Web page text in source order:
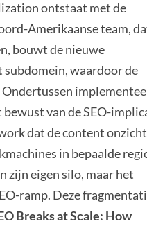
ontstaat met de
Amerikaanse team,
bouwt de nieuwe
subdomein, waardoor de
van de SEO-
dat de content
in bepaalde
zijn eigen silo, maar het
ramp. Deze
Breaks at Scale: How